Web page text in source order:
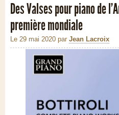
Des Valses pour piano de
première mondiale
Le 29 mai 2020 par Jean Lacroix